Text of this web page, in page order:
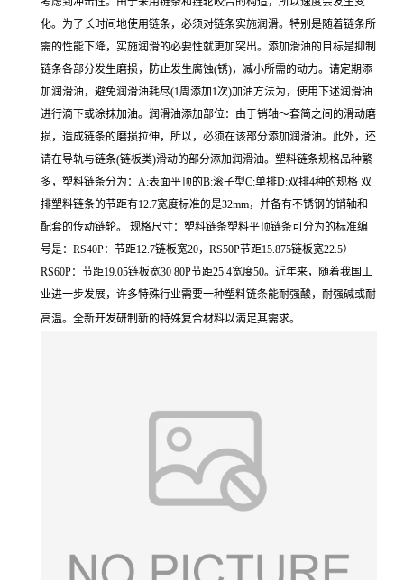
化。为了长时间地使用链条，必须对链条实施润滑。特别是随着链条所
需的性能下降，实施润滑的必要性就更加突出。添加滑油的目标是抑制
链条各部分发生磨损，防止发生腐蚀(锈)，减小所需的动力。请定期添
加润滑油，避免润滑油耗尽(1周添加1次)加油方法为，使用下述润滑油
进行滴下或涂抹加油。润滑油添加部位：由于销轴～套简之间的滑动磨
损，造成链条的磨损拉伸，所以，必须在该部分添加润滑油。此外，还
请在导轨与链条(链板类)滑动的部分添加润滑油。塑料链条规格品种繁
多，塑料链条分为：A:表面平顶的B:滚子型C:单排D:双排4种的规格 双
排塑料链条的节距有12.7宽度标准的是32mm，并备有不锈钢的销轴和
配套的传动链轮。 规格尺寸：塑料链条塑料平顶链条可分为的标准编
号是：RS40P：节距12.7链板宽20，RS50P节距15.875链板宽22.5）
RS60P：节距19.05链板宽30 80P节距25.4宽度50。近年来，随着我国工
业进一步发展，许多特殊行业需要一种塑料链条能耐强酸，耐强碱或耐
高温。全新开发研制新的特殊复合材料以满足其需求。